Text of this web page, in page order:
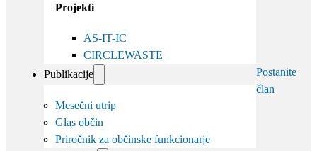
Projekti
AS-IT-IC
CIRCLEWASTE
Publikacije
Mesečni utrip
Glas občin
Priročnik za občinske funkcionarje
Postanite
član